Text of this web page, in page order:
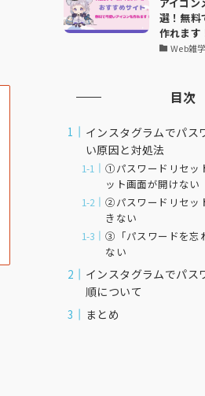
選！無料
作れます
Web雑学
目次
インスタグラムでパス
い原因と対処法
①パスワードリセッ
ット画面が開けない
②パスワードリセッ
きない
③「パスワードを忘
ない
インスタグラムでパス
順について
まとめ